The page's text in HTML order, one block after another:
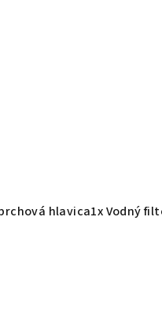
hlavica1x Vodný